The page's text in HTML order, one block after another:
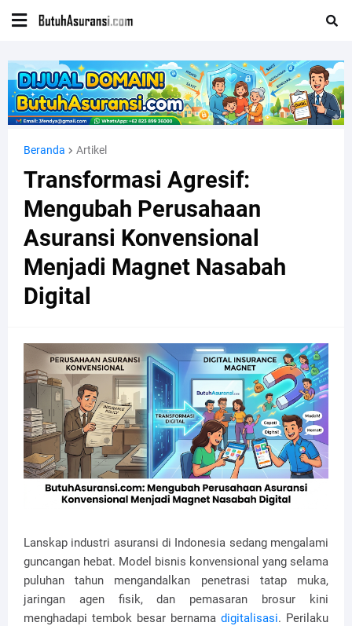
Beranda Artikel
Transformasi Agresif:
Mengubah Perusahaan
Asuransi Konvensional
Menjadi Magnet Nasabah
Digital
Lanskap industri asuransi di Indonesia sedang mengalami
guncangan hebat. Model bisnis konvensional yang selama
puluhan tahun mengandalkan penetrasi tatap muka,
jaringan agen fisik, dan pemasaran brosur kini
menghadapi tembok besar bernama digitalisasi. Perilaku